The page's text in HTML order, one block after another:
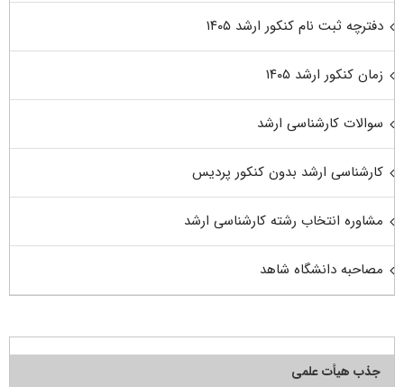
دفترچه ثبت نام کنکور ارشد ۱۴۰۵
زمان کنکور ارشد ۱۴۰۵
سوالات کارشناسی ارشد
کارشناسی ارشد بدون کنکور پردیس
مشاوره انتخاب رشته کارشناسی ارشد
مصاحبه دانشگاه شاهد
جذب هیأت علمی